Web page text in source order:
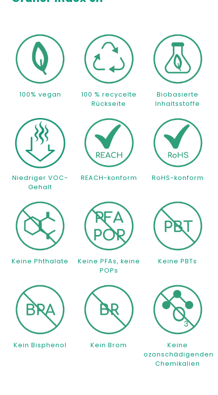
100% vegan
100 % recycelte
Rückseite
Biobasierte
Inhaltsstoffe
Niedriger VOC-
Gehalt
REACH-konform RoHS-konform
Keine Phthalate
Keine PFAs, keine
POPs
Keine PBTs
Kein Bisphenol Kein Brom
Keine
ozonschädigenden
Chemikalien